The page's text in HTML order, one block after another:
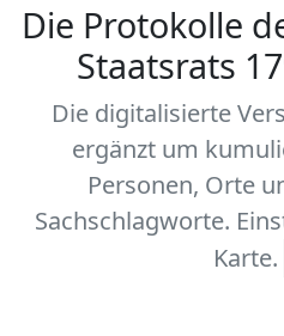
Die Protokolle
Staatsrats
Die digitalisierte
ergänzt um
Personen, Orte
Sachschlagworte.
Karte.